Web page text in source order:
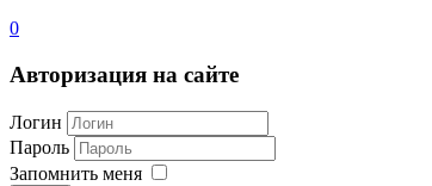
0
Авторизация на сайте
Логин
Пароль
Запомнить меня